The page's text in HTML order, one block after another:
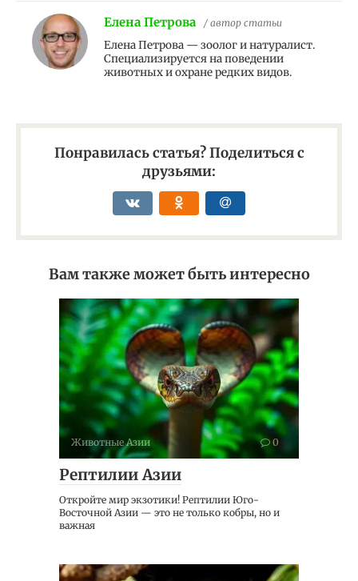
Елена Петрова / автор статьи
Елена Петрова — зоолог и натуралист.
Специализируется на поведении
животных и охране редких видов.
Понравилась статья? Поделиться с
друзьями:
Вам также может быть интересно
Животные Азии 0
Рептилии Азии
Откройте мир экзотики! Рептилии Юго-
Восточной Азии — это не только кобры, но и
важная